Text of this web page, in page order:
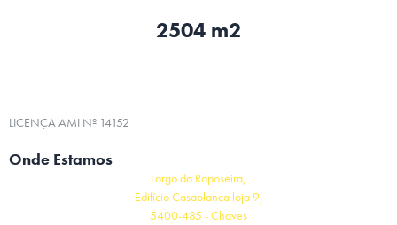
2504 m2
LICENÇA AMI Nº 14152
Onde Estamos
Largo da Raposeira,
Edifício Casablanca loja 9,
5400-485 - Chaves